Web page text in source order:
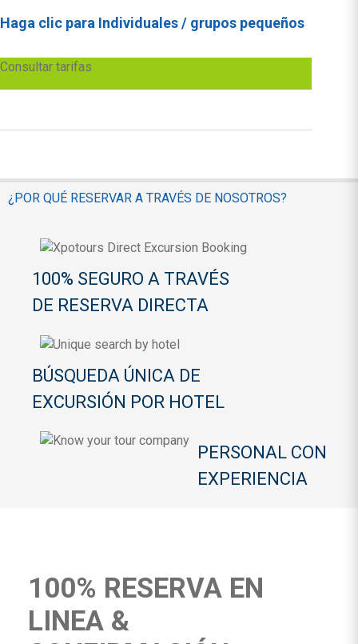
Haga clic para Individuales / grupos pequeños
Consultar tarifas
¿POR QUÉ RESERVAR A TRAVÉS DE NOSOTROS?
100% SEGURO A TRAVÉS
DE RESERVA DIRECTA
BÚSQUEDA ÚNICA DE
EXCURSIÓN POR HOTEL
PERSONAL CON
EXPERIENCIA
100% RESERVA EN
LINEA &